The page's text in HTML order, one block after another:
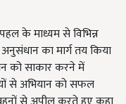
के माध्यम से विभिन्न
का मार्ग तय किया
को साकार करने में
से अभियान को सफल